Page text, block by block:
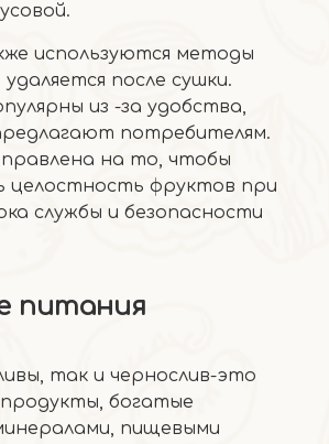
используются методы
удаляется после сушки.
из -за удобства,
потребителям.
​​на то, чтобы
целостность фруктов при
службы и безопасности
питания
так и чернослив-это
богатые
пищевыми